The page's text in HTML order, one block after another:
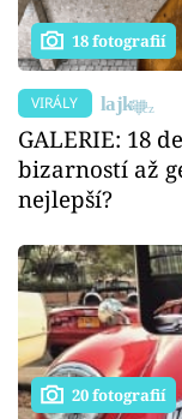
18 fotografií
VIRÁLY
GALERIE: 18
bizarností až
nejlepší?
20 fotografií